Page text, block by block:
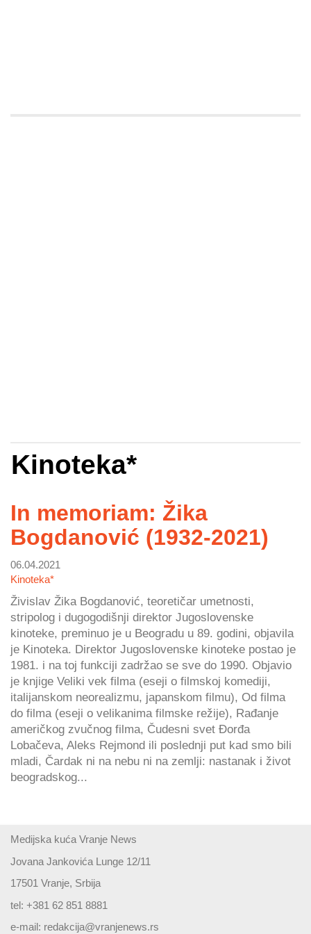
Kinoteka*
In memoriam: Žika
Bogdanović (1932-2021)
06.04.2021
Kinoteka*
Živislav Žika Bogdanović, teoretičar umetnosti,
stripolog i dugogodišnji direktor Jugoslovenske
kinoteke, preminuo je u Beogradu u 89. godini, objavila
je Kinoteka. Direktor Jugoslovenske kinoteke postao je
1981. i na toj funkciji zadržao se sve do 1990. Objavio
je knjige Veliki vek filma (eseji o filmskoj komediji,
italijanskom neorealizmu, japanskom filmu), Od filma
do filma (eseji o velikanima filmske režije), Rađanje
američkog zvučnog filma, Čudesni svet Đorđa
Lobačeva, Aleks Rejmond ili poslednji put kad smo bili
mladi, Čardak ni na nebu ni na zemlji: nastanak i život
beogradskog...
Medijska kuća Vranje News
Jovana Jankovića Lunge 12/11
17501 Vranje, Srbija
tel: +381 62 851 8881
e-mail: redakcija@vranjenews.rs